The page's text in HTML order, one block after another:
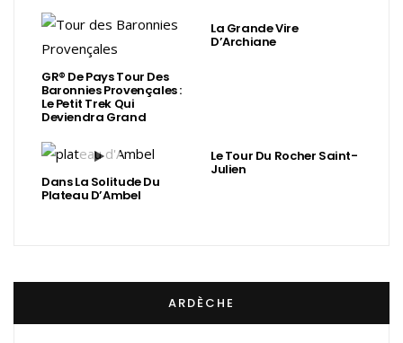
GR® De Pays Tour Des
Baronnies Provençales :
Le Petit Trek Qui
Deviendra Grand
La Grande Vire
D’Archiane
Dans La Solitude Du
Plateau D’Ambel
Le Tour Du Rocher Saint-
Julien
ARDÈCHE